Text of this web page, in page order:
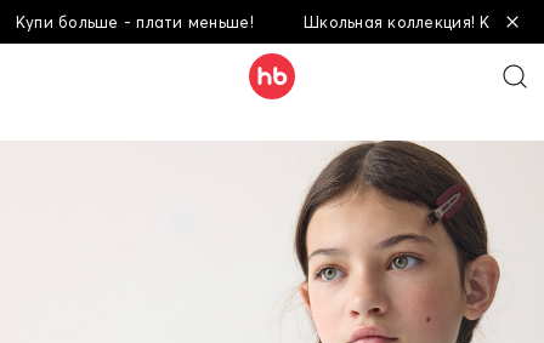
больше - плати меньше! Школьная коллекция! Купи